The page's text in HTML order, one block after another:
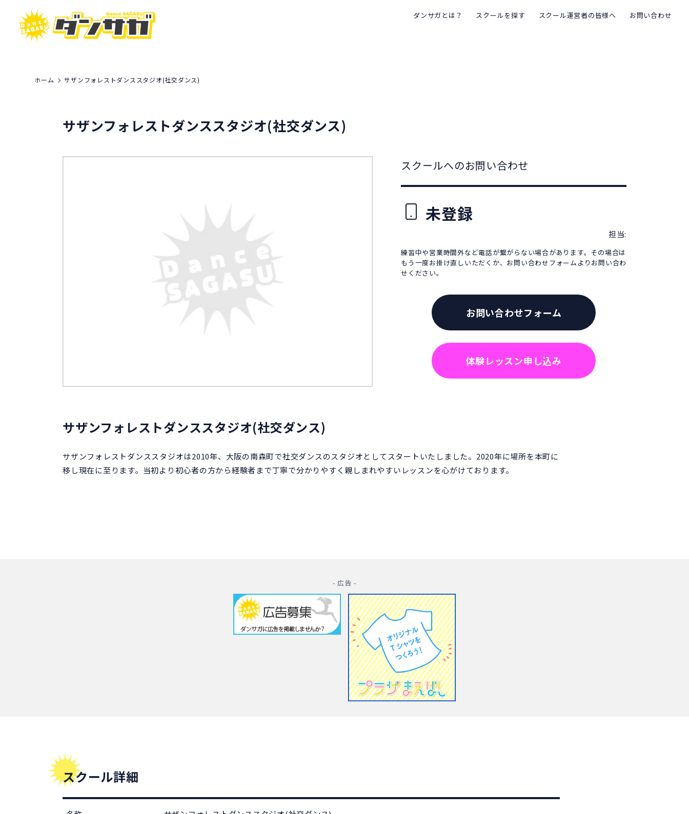
ダンサガとは？ スクールを探す スクール運営者の皆様へ お問い合わせ
ホーム サザンフォレストダンススタジオ(社交ダンス)
サザンフォレストダンススタジオ(社交ダンス)
スクールへのお問い合わせ
未登録
担当:
練習中や営業時間外など電話が繋がらない場合があります。その場合は
もう一度お掛け直しいただくか、お問い合わせフォームよりお問い合わ
せください。
お問い合わせフォーム
体験レッスン申し込み
サザンフォレストダンススタジオ(社交ダンス)
サザンフォレストダンススタジオは2010年、大阪の南森町で社交ダンスのスタジオとしてスタートいたしました。2020年に場所を本町に
移し現在に至ります。当初より初心者の方から経験者まで丁寧で分かりやすく親しまれやすいレッスンを心がけております。
- 広告 -
スクール詳細